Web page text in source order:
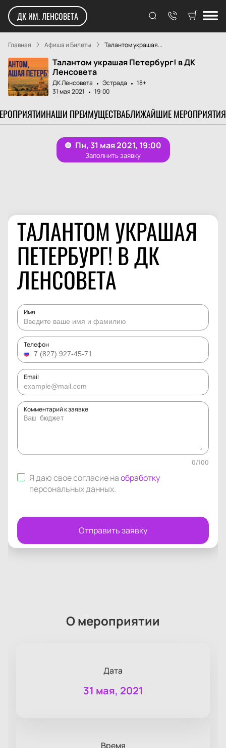
ДК ИМ. ЛЕНСОВЕТА
Главная Афиша и Билеты Талантом украшая...
Талантом украшая Петербург! в ДК
Ленсовета
ДК Ленсовета Эстрада
18+
31 мая 2021
19:00
НАШИ ПРЕИМУЩЕСТВАБЛИЖАЙШИЕ МЕРОПРИЯТИЯ
ТАЛАНТОМ УКРАШАЯ
ПЕТЕРБУРГ! В ДК
ЛЕНСОВЕТА
Имя
Телефон
Email
Комментарий к заявке
0/100
Я даю свое согласие наобработку
персональных данных.
Отправить заявку
О мероприятии
Дата
31 мая, 2021
Время